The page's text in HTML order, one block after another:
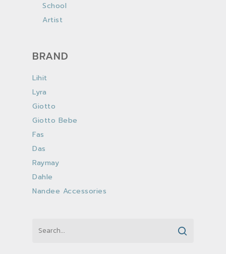
School
Artist
BRAND
Lihit
Lyra
Giotto
Giotto Bebe
Fas
Das
Raymay
Dahle
Nandee Accessories